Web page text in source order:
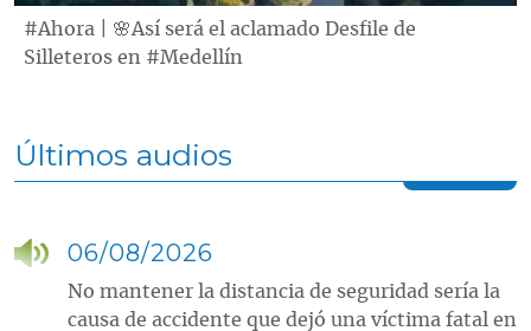
#Ahora | 🌸Así será el aclamado Desfile de
Silleteros en #Medellín
Últimos audios
06/08/2026
No mantener la distancia de seguridad sería la
causa de accidente que dejó una víctima fatal en